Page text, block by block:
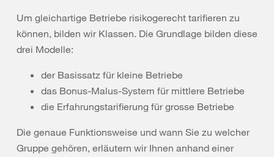
Um gleichartige Betriebe risikogerecht tarifieren zu
können, bilden wir Klassen. Die Grundlage bilden diese
drei Modelle:
der Basissatz für kleine Betriebe
das Bonus-Malus-System für mittlere Betriebe
die Erfahrungstarifierung für grosse Betriebe
Die genaue Funktionsweise und wann Sie zu welcher
Gruppe gehören, erläutern wir Ihnen anhand einer